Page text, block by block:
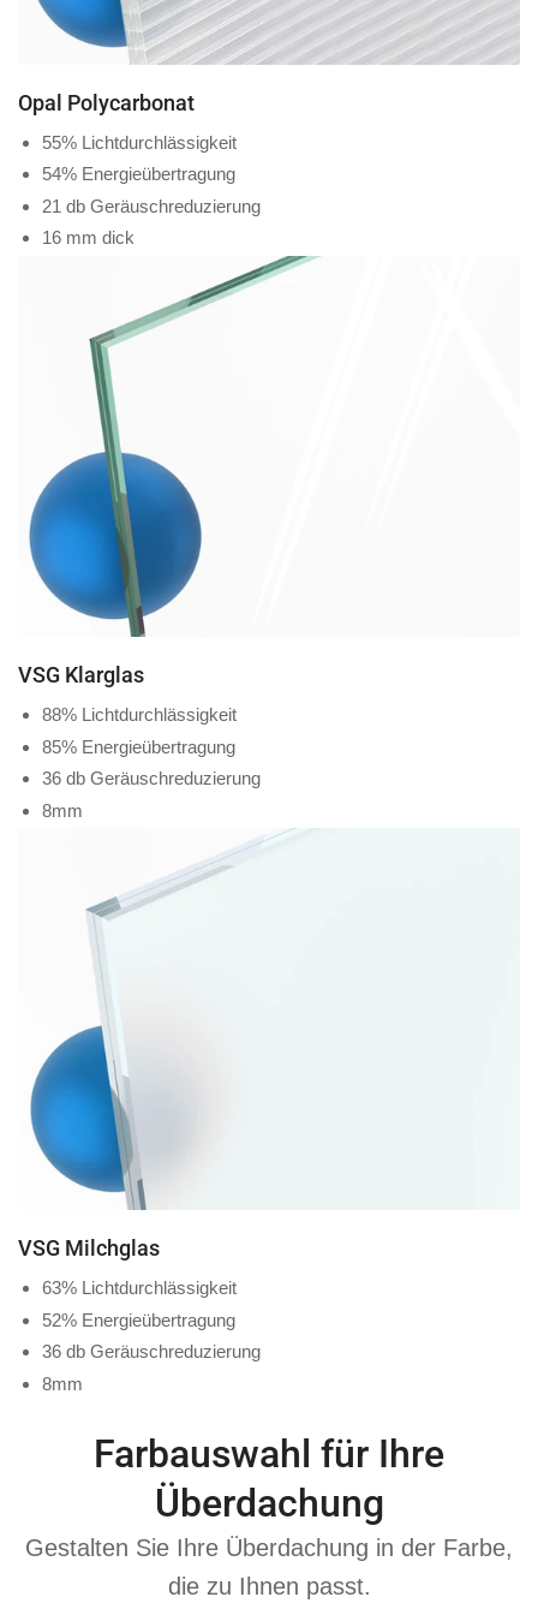
Opal Polycarbonat
55% Lichtdurchlässigkeit
54% Energieübertragung
21 db Geräuschreduzierung
16 mm dick
VSG Klarglas
88% Lichtdurchlässigkeit
85% Energieübertragung
36 db Geräuschreduzierung
8mm
VSG Milchglas
63% Lichtdurchlässigkeit
52% Energieübertragung
36 db Geräuschreduzierung
8mm
Farbauswahl für Ihre
Überdachung
Gestalten Sie Ihre Überdachung in der Farbe,
die zu Ihnen passt.